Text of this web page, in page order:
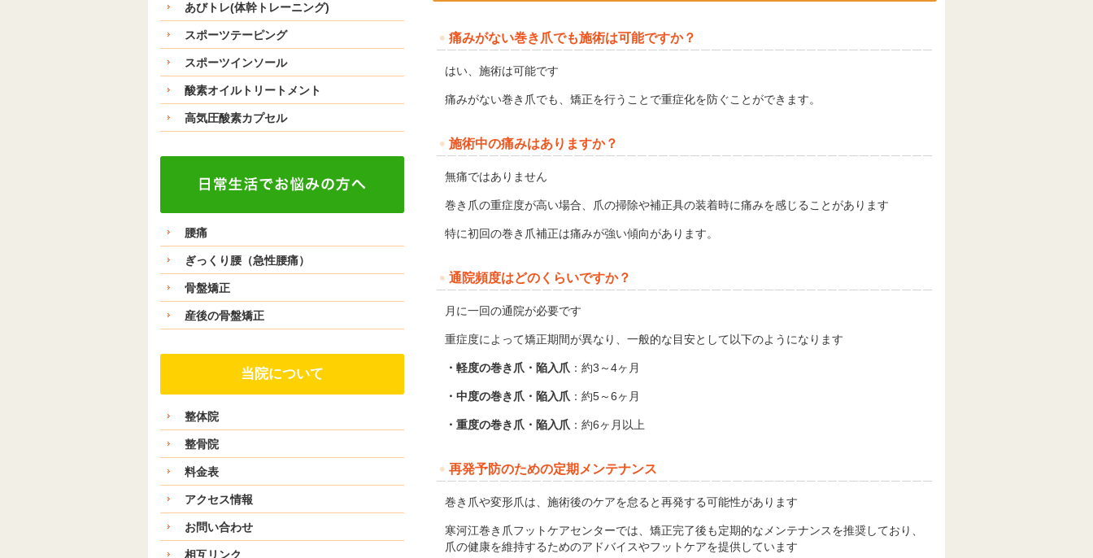
痛みがない巻き爪でも施術は可能ですか？
はい、施術は可能です
痛みがない巻き爪でも、矯正を行うことで重症化を防ぐことができます。
施術中の痛みはありますか？
無痛ではありません
巻き爪の重症度が高い場合、爪の掃除や補正具の装着時に痛みを感じることがあります
特に初回の巻き爪補正は痛みが強い傾向があります。
通院頻度はどのくらいですか？
月に一回の通院が必要です
重症度によって矯正期間が異なり、一般的な目安として以下のようになります
・軽度の巻き爪・陥入爪 ：約3～4ヶ月
・中度の巻き爪・陥入爪 ：約5～6ヶ月
・重度の巻き爪・陥入爪 ：約6ヶ月以上
再発予防のための定期メンテナンス
巻き爪や変形爪は、施術後のケアを怠ると再発する可能性があります
寒河江巻き爪フットケアセンターでは、矯正完了後も定期的なメンテナンスを推奨しており、
爪の健康を維持するためのアドバイスやフットケアを提供しています
あびトレ(体幹トレーニング)
スポーツテーピング
スポーツインソール
酸素オイルトリートメント
高気圧酸素カプセル
腰痛
ぎっくり腰（急性腰痛）
骨盤矯正
産後の骨盤矯正
当院について
整体院
整骨院
料金表
アクセス情報
お問い合わせ
相互リンク